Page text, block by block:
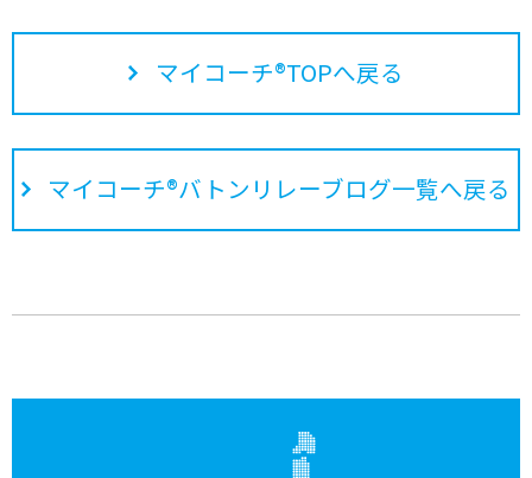
マイコーチ®TOPへ戻る
マイコーチ®バトンリレーブログ一覧へ戻る